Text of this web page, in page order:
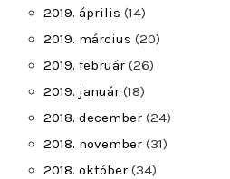
2019. április (14)
2019. március (20)
2019. február (26)
2019. január (18)
2018. december (24)
2018. november (31)
2018. október (34)